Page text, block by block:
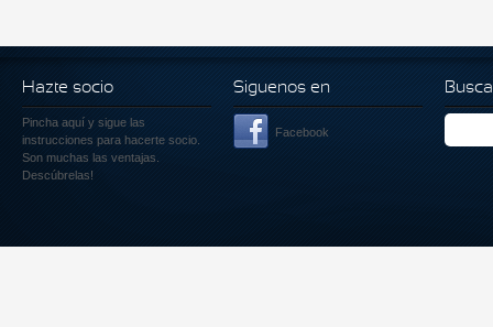
Hazte socio
Pincha aquí y sigue las
instrucciones para hacerte socio.
Son muchas las ventajas.
Descúbrelas!
Siguenos en
Facebook